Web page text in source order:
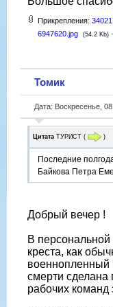
Прикрепления:
6947620.jpg
(54.2 Kb) ·
Томик
Дата: Воскресенье,
Цитата ТУРИСТ ( )
Последние
Байкова Петра
Добрый вечер !
В персональной
креста, как
военнопленный
смерти сделана
рабочих команд